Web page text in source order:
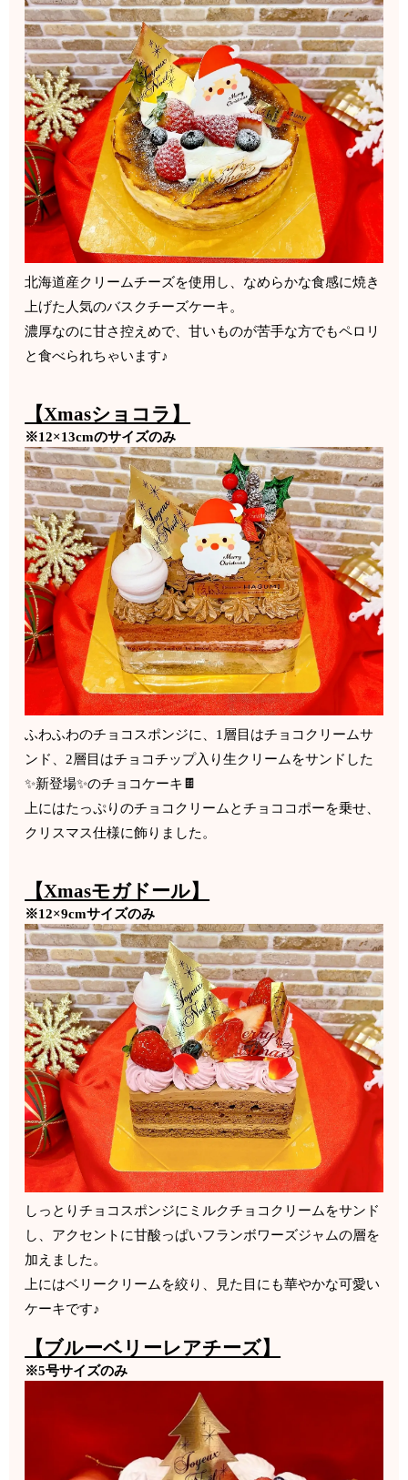
北海道産クリームチーズを使用し、なめらかな食感に焼き
上げた人気のバスクチーズケーキ。
濃厚なのに甘さ控えめで、甘いものが苦手な方でもペロリ
と食べられちゃいます♪
【Xmasショコラ】
※12×13cmのサイズのみ
ふわふわのチョコスポンジに、1層目はチョコクリームサ
ンド、2層目はチョコチップ入り生クリームをサンドした
✨新登場✨のチョコケーキ🍫
上にはたっぷりのチョコクリームとチョココポーを乗せ、
クリスマス仕様に飾りました。
【Xmasモガドール】
※12×9cmサイズのみ
しっとりチョコスポンジにミルクチョコクリームをサンド
し、アクセントに甘酸っぱいフランボワーズジャムの層を
加えました。
上にはベリークリームを絞り、見た目にも華やかな可愛い
ケーキです♪
【ブルーベリーレアチーズ】
※5号サイズのみ